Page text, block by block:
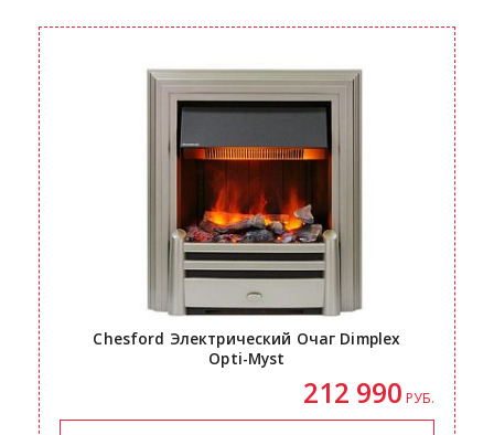
Chesford Электрический Очаг Dimplex
Opti-Myst
212 990 РУБ.